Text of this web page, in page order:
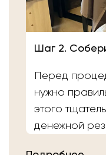
Шаг 2.
Перед
нужно
этого
денежной